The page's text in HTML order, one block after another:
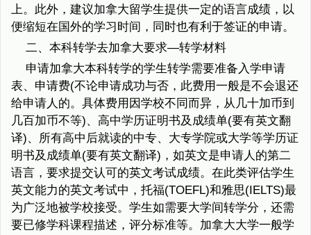
上。此外，建议加拿大留学生提供一定的语言成绩，以
便缩短在国外的学习时间，同时也有利于签证的申请。
二、本科转学去加拿大要求—转学材料
申请加拿大本科转学的学生转学需要准备入学申请
表、申请费(不论申请成功与否，此费用一般是不会退还
给申请人的。具体费用因学校不同而异，从几十加币到
几百加币不等)、高中学历证明书及成绩单(要有英文翻
译)、所有高中后就读的中专、大专学院或大学等学历证
明书及成绩单(要有英文翻译)，如英文是申请人的第二
语言，要求提交认可的英文考试成绩。在此类评估学生
英文能力的英文考试中，托福(TOEFL)和雅思(IELTS)最
为广泛地被学校接受。学生如需要大学间转学分，还需
要已修学科课程描述，评分标准等。加拿大大学一般学